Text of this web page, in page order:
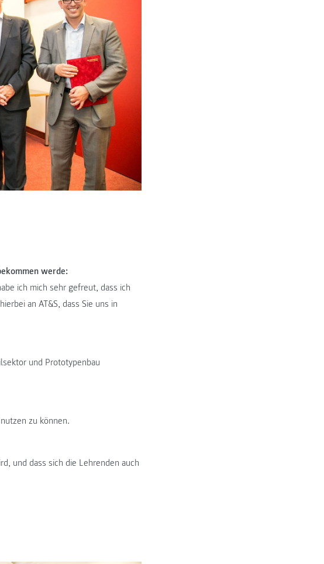
werde:
ich mich sehr gefreut, dass ich
an AT&S, dass Sie uns in
und Prototypenbau
zu können.
und dass sich die Lehrenden auch